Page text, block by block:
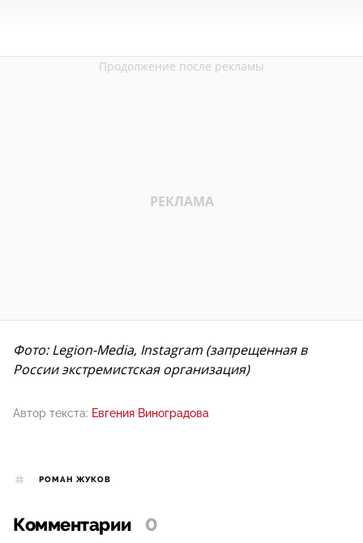
Фото: Legion-Media, Instagram (запрещенная в
России экстремистская организация)
Автор текста: Евгения Виноградова
РОМАН ЖУКОВ
Комментарии 0